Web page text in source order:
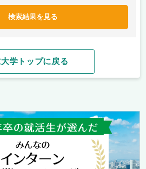
検索結果を見る
大学トップに戻る